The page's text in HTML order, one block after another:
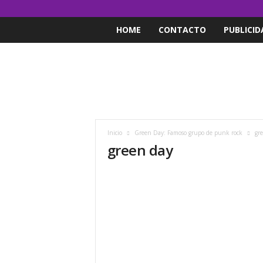
HOME CONTACTO
Inicio Green Day: Famoso grupo de punk rock
green day